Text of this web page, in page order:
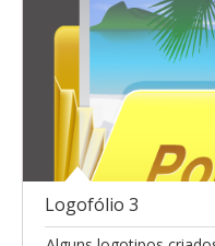
Logofólio 3